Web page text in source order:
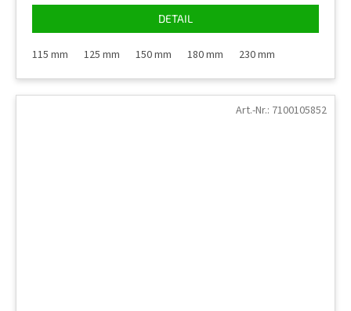
DETAIL
115 mm 125 mm 150 mm 180 mm 230 mm
Art.-Nr.: 7100105852